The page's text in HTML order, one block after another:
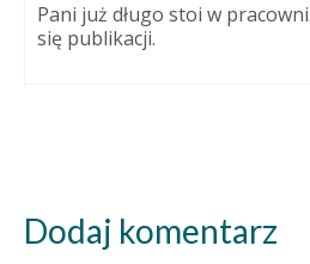
Pani już długo stoi w
się publikacji.
Dodaj komentarz